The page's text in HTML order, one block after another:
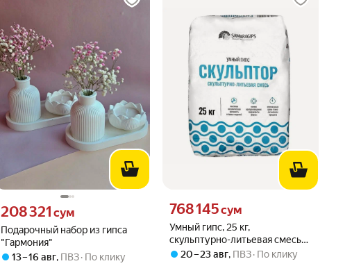
Подарочный набор из гипса
"Гармония"
Цена 208321 сум вместо
208 321 сум
13 – 16 авг, ПВЗ По клику
Умный гипс, 25 кг,
скульптурно-литьевая смесь
для 3D литья
Цена 768145 сум вместо
768 145сум
20 – 23 авг, ПВЗ По клику